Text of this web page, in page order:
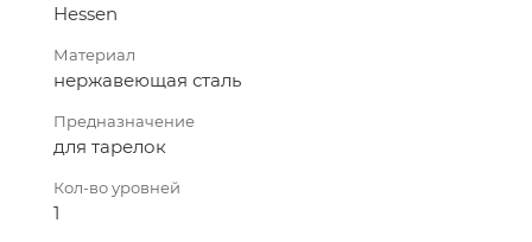
Hessen
Материал
нержавеющая сталь
Предназначение
для тарелок
Кол-во уровней
1